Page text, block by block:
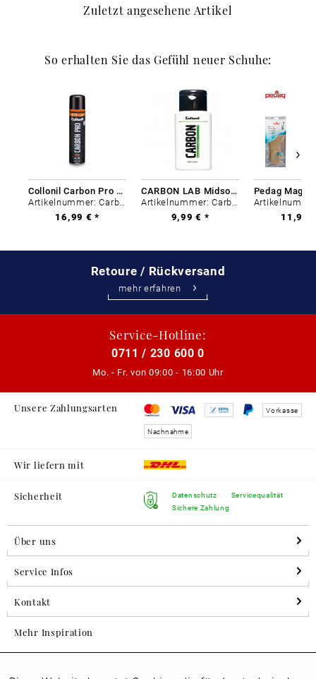
Zuletzt angesehene Artikel
So erhalten Sie das Gefühl neuer Schuhe:
Collonil Carbon Pro 400 ml
16,99 € *
CARBON LAB Midsole Cleaner
9,99 € *
11,99
Retoure / Rückversand
mehr erfahren
Service-Hotline:
0711 / 230 600 0
Mo. - Fr. von 09:00 - 16:00 Uhr
Unsere Zahlungsarten Vorkasse
Nachnahme
Wir liefern mit
Sicherheit
Datenschutz
Sichere Zahlung
Servicequalität
Über uns
Service Infos
Kontakt
Mehr Inspiration